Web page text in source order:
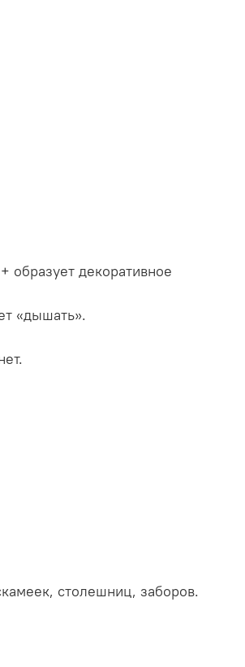
образует декоративное
«дышать».
столешниц, заборов.